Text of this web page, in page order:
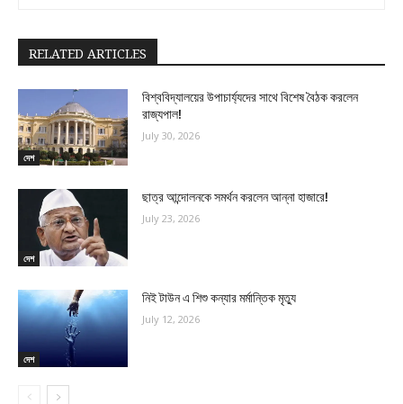
RELATED ARTICLES
দেশ
বিশ্ববিদ্যালয়ের উপাচার্য্যদের সাথে বিশেষ বৈঠক করলেন
রাজ্যপাল!
July 30, 2026
দেশ
ছাত্র আন্দোলনকে সমর্থন করলেন আন্না হাজারে!
July 23, 2026
দেশ
নিই টাউন এ শিশু কন্যার মর্মান্তিক মৃত্যু
July 12, 2026